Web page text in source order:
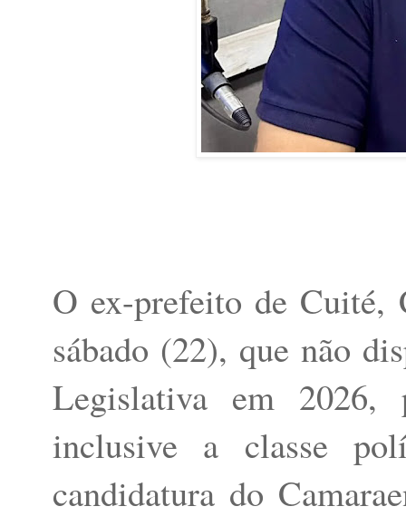
O ex-prefeito de Cuité,
sábado (22), que não
Legislativa em 2026,
inclusive a classe
candidatura do